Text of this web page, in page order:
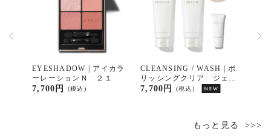
EYESHADOW | アイカラ
ーレーションＮ ２１
(税込)
7,700円
CLEANSING / WASH | ポ
リッシングクリア ジェル
ウォッシュ増量セット
(税込)
7,700円
もっと見る